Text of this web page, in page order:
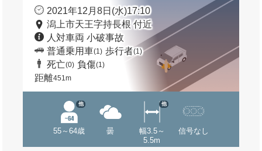
2021年12月8日(水)17:10
潟上市天王字持長根 付近
人対車両 小破事故
普通乗用車(1) 歩行者(1)
死亡(0) 負傷(1)
距離451m
55～64歳
他
曇
幅3.5～
5.5m
他
信号なし